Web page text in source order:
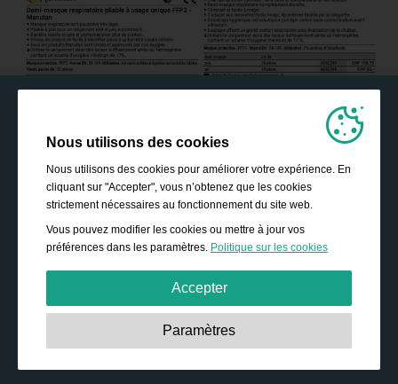
Nous utilisons des cookies
Nous utilisons des cookies pour améliorer votre expérience. En
cliquant sur "Accepter", vous n’obtenez que les cookies
strictement nécessaires au fonctionnement du site web.
Vous pouvez modifier les cookies ou mettre à jour vos
préférences dans les paramètres. Politique sur les cookies
Accepter
Strictement nécessaires:
Ces cookies sont essentiels
Paramètres